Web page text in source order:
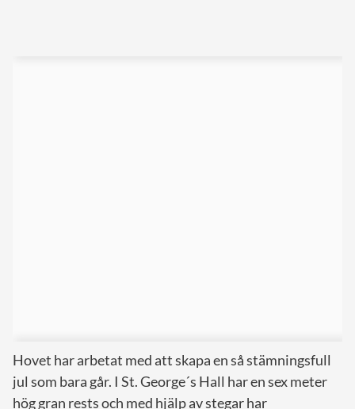
Hovet har arbetat med att skapa en så stämningsfull
jul som bara går. I St. George´s Hall har en sex meter
hög gran rests och med hjälp av stegar har